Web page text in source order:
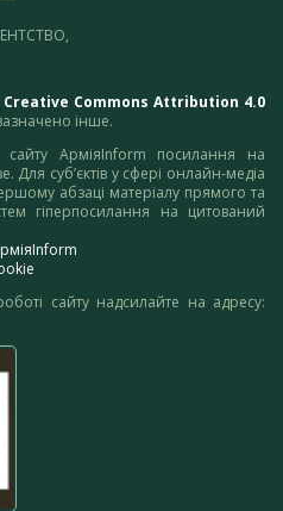
Creative Commons Attribution 4.0
інше.
сайту АрміяInform посилання на
Для суб’єктів у сфері онлайн-медіа
абзаці матеріалу прямого та
гіперпосилання на цитований
сайту надсилайте на адресу: